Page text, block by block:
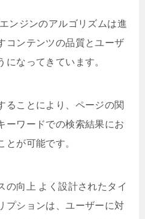
ンジンのアルゴリズムは進
コンテンツの品質とユーザ
になってきています。
ることにより、ページの関
ーワードでの検索結果にお
とが可能です。
の向上 よく設計されたタイ
プションは、ユーザーに対